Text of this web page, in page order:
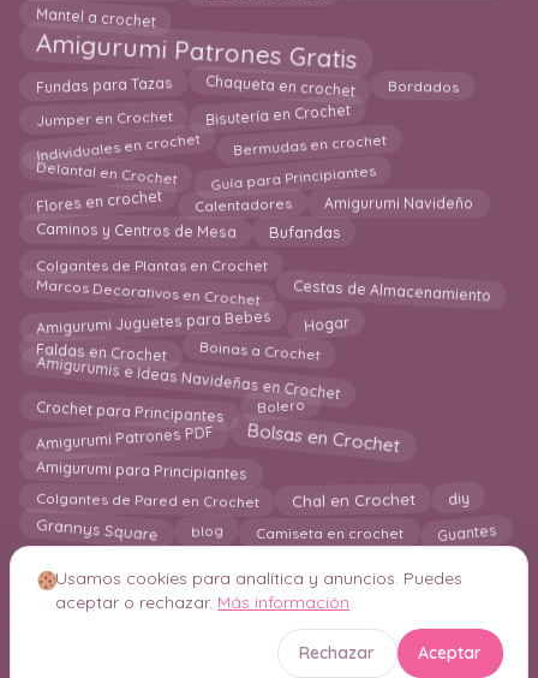
Mantel a crochet
Amigurumi Patrones Gratis
Fundas para Tazas Chaqueta en crochet Bordados
Jumper en Crochet Bisutería en Crochet
Individuales en crochet Bermudas en crochet
Delantal en Crochet Guía para Principiantes
Flores en crochet Calentadores Amigurumi Navideño
Caminos y Centros de Mesa Bufandas
Colgantes de Plantas en Crochet
Marcos Decorativos en Crochet Cestas de Almacenamiento
Amigurumi Juguetes para Bebes Hogar
Faldas en Crochet Boinas a Crochet
Amigurumis e Ideas Navideñas en Crochet
Crochet para Principantes Bolero
Amigurumi Patrones PDF Bolsas en Crochet
Amigurumi para Principiantes
Colgantes de Pared en Crochet Chal en Crochet diy
Grannys Square blog Camiseta en crochet Guantes
© 2026 Crochetisimo. Todos los derechos reservados.
Usamos cookies para analítica y anuncios. Puedes
aceptar o rechazar. Más información
Rechazar Aceptar